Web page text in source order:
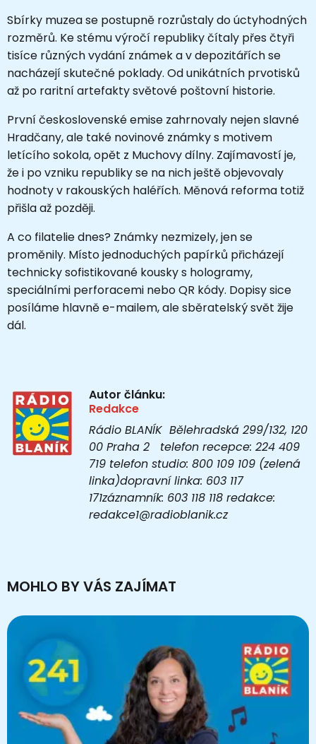
Sbírky muzea se postupně rozrůstaly do úctyhodných
rozměrů. Ke stému výročí republiky čítaly přes čtyři
tisíce různých vydání známek a v depozitářích se
nacházejí skutečné poklady. Od unikátních prvotisků
až po raritní artefakty světové poštovní historie.
První československé emise zahrnovaly nejen slavné
Hradčany, ale také novinové známky s motivem
letícího sokola, opět z Muchovy dílny. Zajímavostí je,
že i po vzniku republiky se na nich ještě objevovaly
hodnoty v rakouských haléřích. Měnová reforma totiž
přišla až později.
A co filatelie dnes? Známky nezmizely, jen se
proměnily. Místo jednoduchých papírků přicházejí
technicky sofistikované kousky s hologramy,
speciálními perforacemi nebo QR kódy. Dopisy sice
posíláme hlavně e-mailem, ale sběratelský svět žije
dál.
Autor článku:
Redakce
Rádio BLANÍK Bělehradská 299/132, 120
00 Praha 2 telefon recepce: 224 409
719 telefon studio: 800 109 109 (zelená
linka)dopravní linka: 603 117
171záznamník: 603 118 118 redakce:
redakce1@radioblanik.cz
MOHLO BY VÁS ZAJÍMAT